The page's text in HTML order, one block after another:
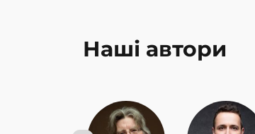
Наші автори